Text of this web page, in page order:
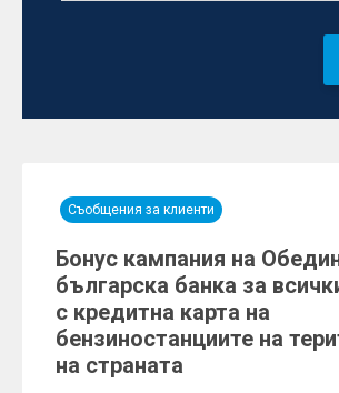
Съобщения за клиенти
Бонус кампания на
българска банка за
с кредитна карта на
бензиностанциите на
на страната